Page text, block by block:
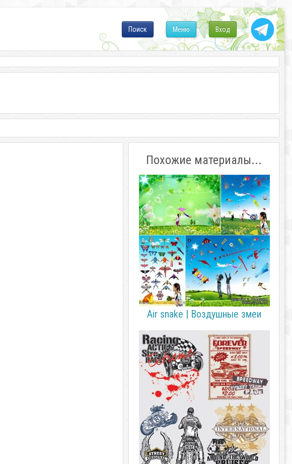
Вход
Меню
Поиск
Похожие материалы...
Air snake | Воздушные змеи